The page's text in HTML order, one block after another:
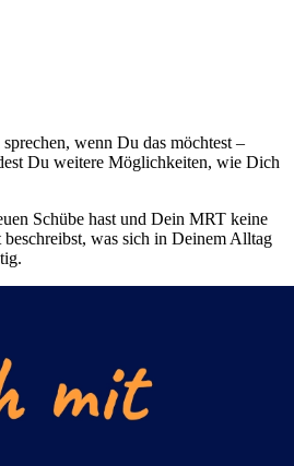
wenn Du das möchtest –
Du weitere Möglichkeiten, wie Dich
Schübe hast und Dein MRT keine
was sich in Deinem Alltag